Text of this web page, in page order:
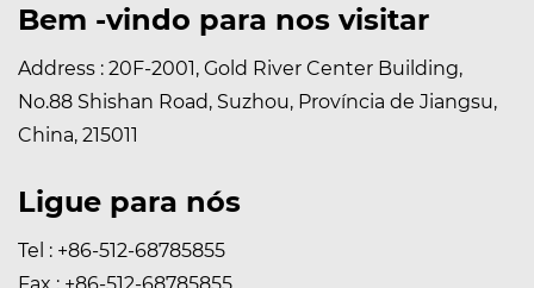
Bem -vindo para nos visitar
Address : 20F-2001, Gold River Center Building,
No.88 Shishan Road, Suzhou, Província de Jiangsu,
China, 215011
Ligue para nós
Tel : +86-512-68785855